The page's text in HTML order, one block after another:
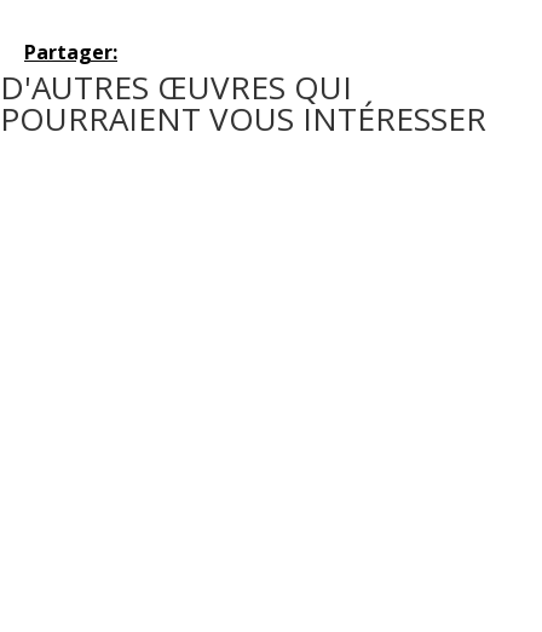
Partager:
D'AUTRES ŒUVRES QUI
POURRAIENT VOUS INTÉRESSER